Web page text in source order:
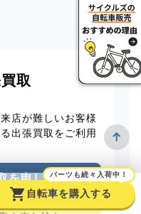
取
店が難しいお客様
出張買取をご利用
を申し込む
shopping_cart
パーツも続々入荷中！
自転車を購入する